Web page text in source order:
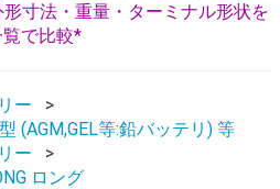
寸法・重量・ターミナル形状を
で比較*
ー
(AGM,GEL等:鉛バッテリ) 等
ー
ロング